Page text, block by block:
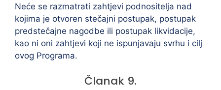
Neće se razmatrati zahtjevi podnositelja nad
kojima je otvoren stečajni postupak, postupak
predstečajne nagodbe ili postupak likvidacije,
kao ni oni zahtjevi koji ne ispunjavaju svrhu i cilj
ovog Programa.
Članak 9.